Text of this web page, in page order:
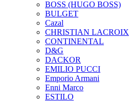
BOSS (HUGO BOSS)
BULGET
Cazal
CHRISTIAN LACROIX
CONTINENTAL
D&G
DACKOR
EMILIO PUCCI
Emporio Armani
Enni Marco
ESTILO